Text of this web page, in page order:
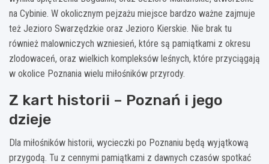
na Cybinie. W okolicznym pejzażu miejsce bardzo ważne zajmuje
też Jezioro Swarzędzkie oraz Jezioro Kierskie. Nie brak tu
również malowniczych wzniesień, które są pamiątkami z okresu
zlodowaceń, oraz wielkich kompleksów leśnych, które przyciągają
w okolice Poznania wielu miłośników przyrody.
Z kart historii – Poznań i jego
dzieje
Dla miłośników historii, wycieczki po Poznaniu będą wyjątkową
przygodą. Tu z cennymi pamiątkami z dawnych czasów spotkać